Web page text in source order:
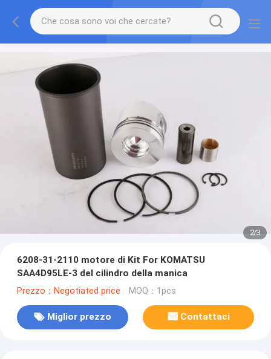
2/3
6208-31-2110 motore di Kit For KOMATSU
SAA4D95LE-3 del cilindro della manica
Prezzo：Negotiated price MOQ：1pcs
Miglior prezzo Contattaci